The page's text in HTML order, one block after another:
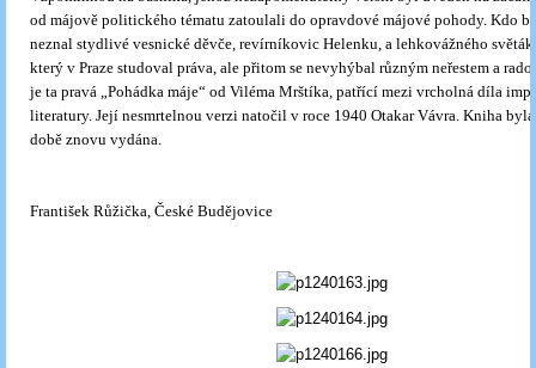
od májově politického tématu zatoulali do opravdové májové pohody. Kdo
neznal stydlivé vesnické děvče, revírníkovic Helenku, a lehkovážného
který v Praze studoval práva, ale přitom se nevyhýbal různým neřestem a
je ta pravá „Pohádka máje“ od Viléma Mrštíka, patřící mezi vrcholná díla
literatury. Její nesmrtelnou verzi natočil v roce 1940 Otakar Vávra. Kniha
době znovu vydána.
František Růžička, České Budějovice